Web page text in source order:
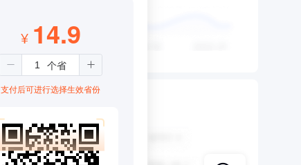
¥ 14.9
支付后可进行选择生效省份